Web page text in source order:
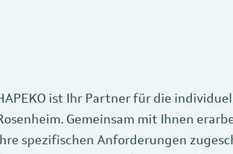
ist Ihr Partner für die
Gemeinsam mit Ihnen
Ihre spezifischen Anforderungen